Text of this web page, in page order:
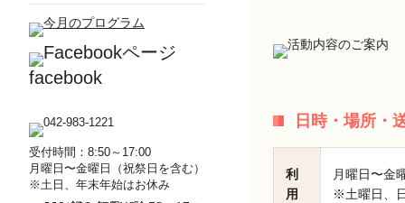
facebook
受付時間：8:50～17:00
月曜日〜金曜日（祝祭日を含む）
※土日、年末年始はお休み
日時・場所・
利
用
月曜日〜金
※土曜日、